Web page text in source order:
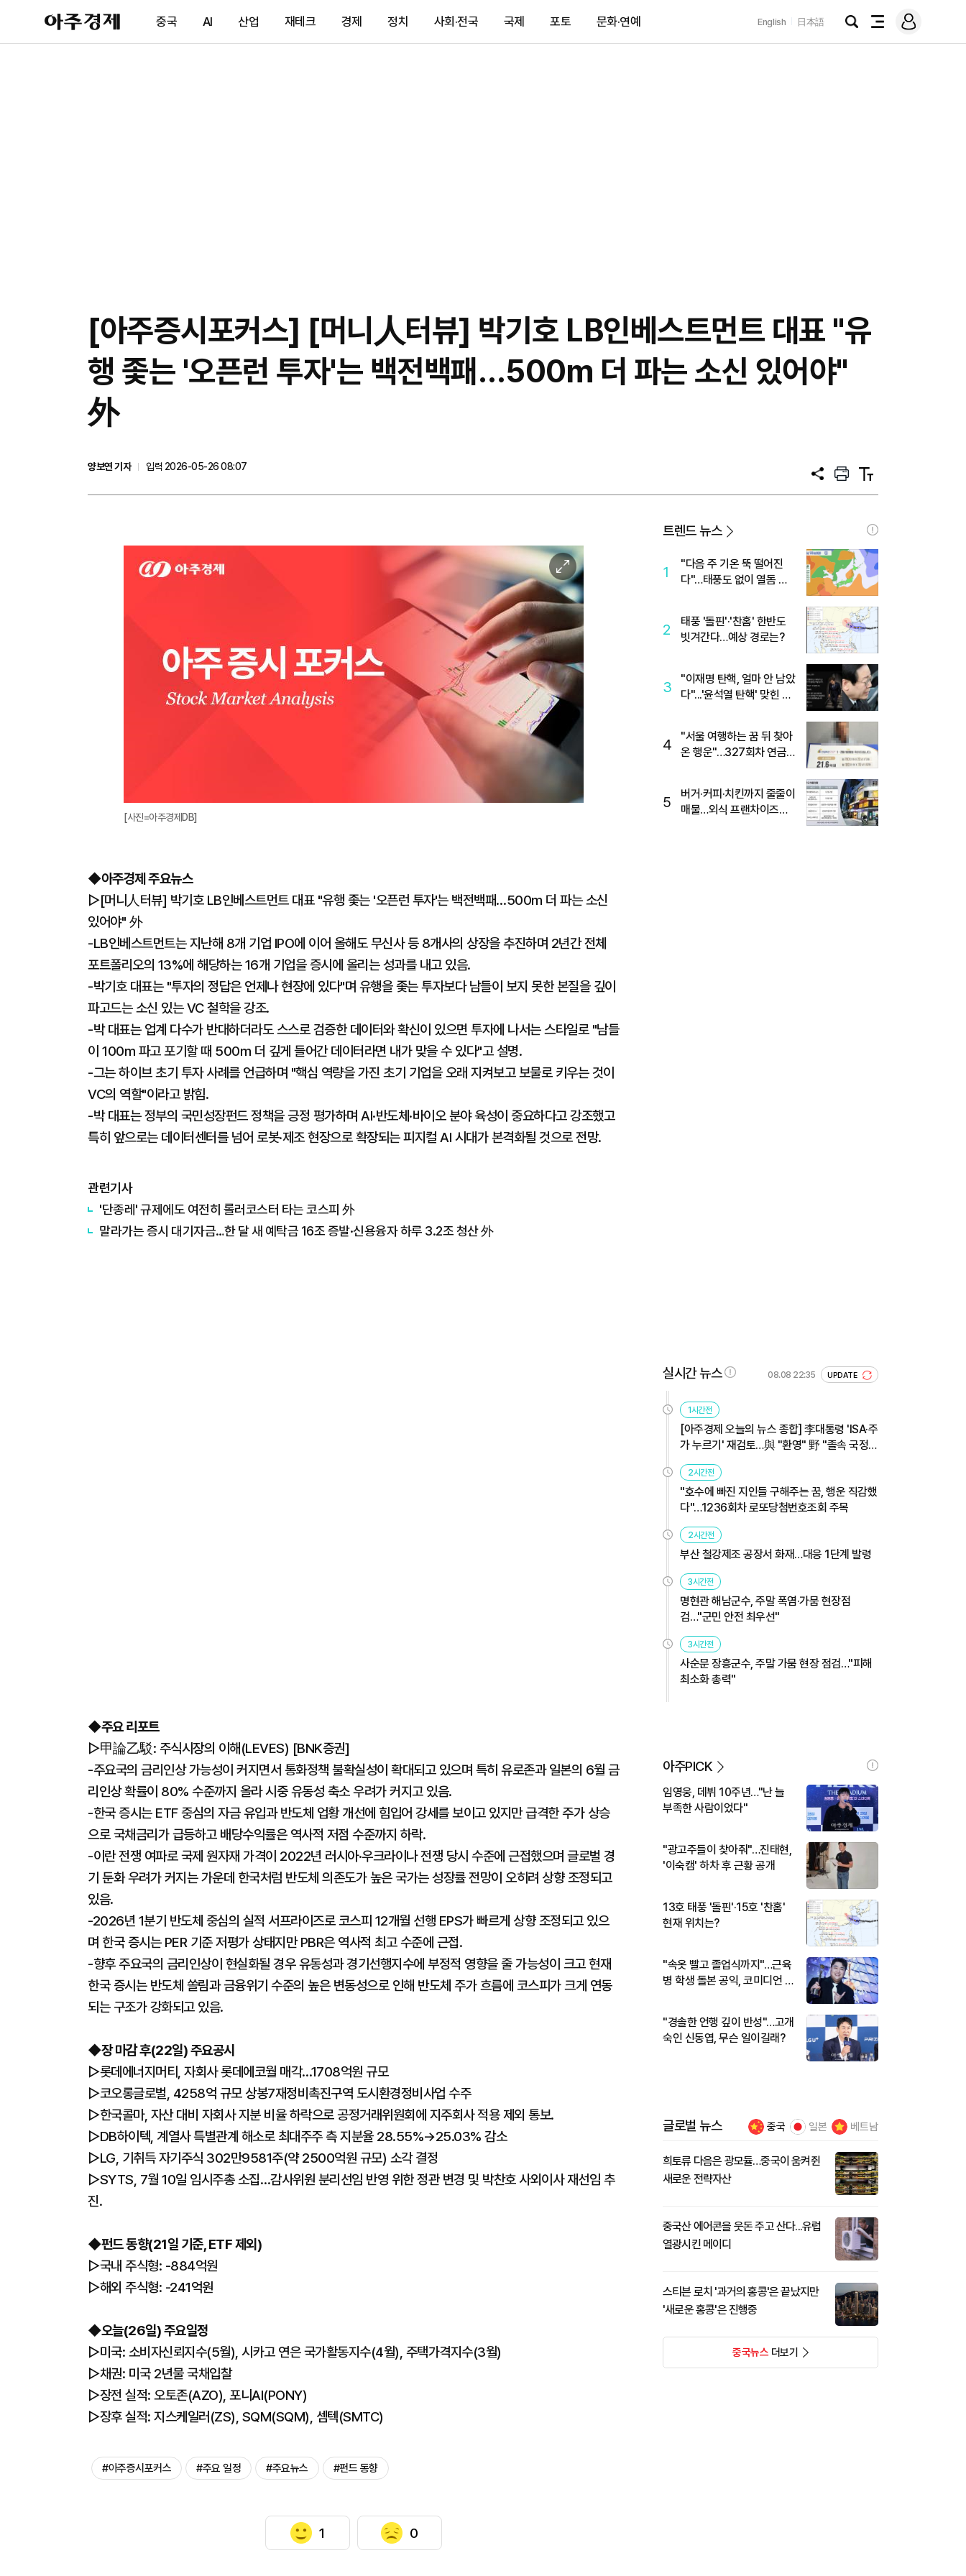
아
주
제
중국 AI 산업 재테크 경제 정치 사회·전국 국제 포토 문화·연예 English 日本語
검
전
메
그
[아주증시포커스] [머니人터뷰] 박기호 LB인베스트먼트 대표 "유
행 좇는 '오픈런 투자'는 백전백패…500m 더 파는 소신 있어야"
外
양보연 기자
입력 2026-05-26 08:07
공
프
트
텍
트
이
미
지
확
대
[사진=아주경제DB]
◆아주경제 주요뉴스
▷[머니人터뷰] 박기호 LB인베스트먼트 대표 "유행 좇는 '오픈런 투자'는 백전백패…500m 더 파는 소신
있어야" 外
-LB인베스트먼트는 지난해 8개 기업 IPO에 이어 올해도 무신사 등 8개사의 상장을 추진하며 2년간 전체
포트폴리오의 13%에 해당하는 16개 기업을 증시에 올리는 성과를 내고 있음.
-박기호 대표는 "투자의 정답은 언제나 현장에 있다"며 유행을 좇는 투자보다 남들이 보지 못한 본질을 깊이
파고드는 소신 있는 VC 철학을 강조.
-박 대표는 업계 다수가 반대하더라도 스스로 검증한 데이터와 확신이 있으면 투자에 나서는 스타일로 "남들
이 100m 파고 포기할 때 500m 더 깊게 들어간 데이터라면 내가 맞을 수 있다"고 설명.
-그는 하이브 초기 투자 사례를 언급하며 "핵심 역량을 가진 초기 기업을 오래 지켜보고 보물로 키우는 것이
VC의 역할"이라고 밝힘.
-박 대표는 정부의 국민성장펀드 정책을 긍정 평가하며 AI·반도체·바이오 분야 육성이 중요하다고 강조했고
특히 앞으로는 데이터센터를 넘어 로봇·제조 현장으로 확장되는 피지컬 AI 시대가 본격화될 것으로 전망.
관련기사
'단종레' 규제에도 여전히 롤러코스터 타는 코스피 外
말라가는 증시 대기자금…한 달 새 예탁금 16조 증발·신용융자 하루 3.2조 청산 外
◆주요 리포트
▷甲論乙駁: 주식시장의 이해(LEVES) [BNK증권]
-주요국의 금리인상 가능성이 커지면서 통화정책 불확실성이 확대되고 있으며 특히 유로존과 일본의 6월 금
리인상 확률이 80% 수준까지 올라 시중 유동성 축소 우려가 커지고 있음.
-한국 증시는 ETF 중심의 자금 유입과 반도체 업황 개선에 힘입어 강세를 보이고 있지만 급격한 주가 상승
으로 국채금리가 급등하고 배당수익률은 역사적 저점 수준까지 하락.
-이란 전쟁 여파로 국제 원자재 가격이 2022년 러시아·우크라이나 전쟁 당시 수준에 근접했으며 글로벌 경
기 둔화 우려가 커지는 가운데 한국처럼 반도체 의존도가 높은 국가는 성장률 전망이 오히려 상향 조정되고
있음.
-2026년 1분기 반도체 중심의 실적 서프라이즈로 코스피 12개월 선행 EPS가 빠르게 상향 조정되고 있으
며 한국 증시는 PER 기준 저평가 상태지만 PBR은 역사적 최고 수준에 근접.
-향후 주요국의 금리인상이 현실화될 경우 유동성과 경기선행지수에 부정적 영향을 줄 가능성이 크고 현재
한국 증시는 반도체 쏠림과 금융위기 수준의 높은 변동성으로 인해 반도체 주가 흐름에 코스피가 크게 연동
되는 구조가 강화되고 있음.
◆장 마감 후(22일) 주요공시
▷롯데에너지머티, 자회사 롯데에코월 매각…1708억원 규모
▷코오롱글로벌, 4258억 규모 상봉7재정비촉진구역 도시환경정비사업 수주
▷한국콜마, 자산 대비 자회사 지분 비율 하락으로 공정거래위원회에 지주회사 적용 제외 통보.
▷DB하이텍, 계열사 특별관계 해소로 최대주주 측 지분율 28.55%→25.03% 감소
▷LG, 기취득 자기주식 302만9581주(약 2500억원 규모) 소각 결정
▷SYTS, 7월 10일 임시주총 소집…감사위원 분리선임 반영 위한 정관 변경 및 박찬호 사외이사 재선임 추
진.
◆펀드 동향(21일 기준, ETF 제외)
▷국내 주식형: -884억원
▷해외 주식형: -241억원
◆오늘(26일) 주요일정
▷미국: 소비자신뢰지수(5월), 시카고 연은 국가활동지수(4월), 주택가격지수(3월)
▷채권: 미국 2년물 국채입찰
▷장전 실적: 오토존(AZO), 포니AI(PONY)
▷장후 실적: 지스케일러(ZS), SQM(SQM), 셈텍(SMTC)
#아주증시포커스 #주요 일정 #주요뉴스 #펀드 동향
1 0
트렌드 뉴스
1
"다음 주 기온 뚝 떨어진
다"…태풍도 없이 열돔 박
2
태풍 '돌핀'·'찬홈' 한반도
빗겨간다…예상 경로는?
3
"이재명 탄핵, 얼마 안 남았
다"...'윤석열 탄핵' 맞힌 무
4
"서울 여행하는 꿈 뒤 찾아
온 행운"…327회차 연금
5
버거·커피·치킨까지 줄줄이
매물…외식 프랜차이즈
실시간 뉴스 08.08 22:35 UPDATE
1시간전
[아주경제 오늘의 뉴스 종합] 李대통령 'ISA·주
가 누르기' 재검토…與 "환영" 野 "졸속 국정"
外
2시간전
"호수에 빠진 지인들 구해주는 꿈, 행운 직감했
다"…1236회차 로또당첨번호조회 주목
2시간전
부산 철강제조 공장서 화재…대응 1단계 발령
3시간전
명현관 해남군수, 주말 폭염·가뭄 현장점
검…"군민 안전 최우선"
3시간전
사순문 장흥군수, 주말 가뭄 현장 점검…"피해
최소화 총력"
아주PICK
임영웅, 데뷔 10주년…"난 늘
부족한 사람이었다"
"광고주들이 찾아줘"…진태현,
'이숙캠' 하차 후 근황 공개
13호 태풍 '돌핀'·15호 '찬홈'
현재 위치는?
"속옷 빨고 졸업식까지"…근육
병 학생 돌본 공익, 코미디언 김
"경솔한 언행 깊이 반성"…고개
숙인 신동엽, 무슨 일이길래?
글로벌 뉴스 중국 일본 베트남
희토류 다음은 광모듈…중국이 움켜쥔
새로운 전략자산
중국산 에어콘을 웃돈 주고 산다...유럽
열광시킨 메이디
스티븐 로치 '과거의 홍콩'은 끝났지만
'새로운 홍콩'은 진행중
중국뉴스더보기